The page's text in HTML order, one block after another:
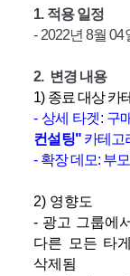
1. 적용 일정
- 2022년 8월 04
2. 변경 내용
1) 종료 대상 카
- 상세 타겟: 구
컨설팅"카테고
- 확장 데모: 부
2) 영향도
- 광고 그룹에
다른 모든 타
삭제됨